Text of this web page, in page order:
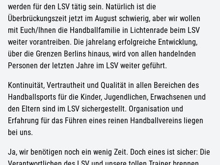
werden für den LSV tätig sein. Natürlich ist die
Überbrückungszeit jetzt im August schwierig, aber wir wollen
mit Euch/Ihnen die Handballfamilie in Lichtenrade beim LSV
weiter vorantreiben. Die jahrelang erfolgreiche Entwicklung,
über die Grenzen Berlins hinaus, wird von allen handelnden
Personen der letzten Jahre im LSV weiter geführt.
Kontinuität, Vertrautheit und Qualität in allen Bereichen des
Handballsports für die Kinder, Jugendlichen, Erwachsenen und
den Eltern sind im LSV sichergestellt. Organisation und
Erfahrung für das Führen eines reinen Handballvereins liegen
bei uns.
Ja, wir benötigen noch ein wenig Zeit. Doch eines ist sicher: Die